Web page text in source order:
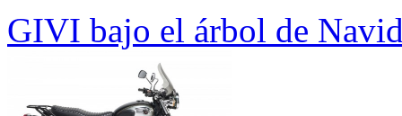
GIVI bajo el árbol de